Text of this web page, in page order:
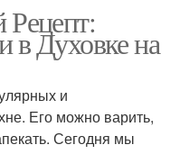
в Духовке на
и
Его можно варить,
Сегодня мы